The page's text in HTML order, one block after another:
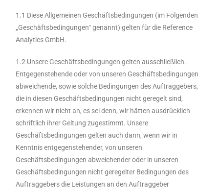
1.1 Diese Allgemeinen Geschäftsbedingungen (im Folgenden
„Geschäftsbedingungen“ genannt) gelten für die Reference
Analytics GmbH.
1.2 Unsere Geschäftsbedingungen gelten ausschließlich.
Entgegenstehende oder von unseren Geschäftsbedingungen
abweichende, sowie solche Bedingungen des Auftraggebers,
die in diesen Geschäftsbedingungen nicht geregelt sind,
erkennen wir nicht an, es sei denn, wir hätten ausdrücklich
schriftlich ihrer Geltung zugestimmt. Unsere
Geschäftsbedingungen gelten auch dann, wenn wir in
Kenntnis entgegenstehender, von unseren
Geschäftsbedingungen abweichender oder in unseren
Geschäftsbedingungen nicht geregelter Bedingungen des
Auftraggebers die Leistungen an den Auftraggeber